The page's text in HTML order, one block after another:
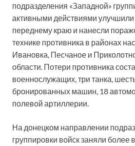
подразделения «Западной»
активными действиями
переднему краю и нанесли
технике противника в районах
Ивановка, Песчаное и
области. Потери противника
военнослужащих, три танка,
бронированных машин, 18
полевой артиллерии.
На донецком направлении
группировки войск заняли